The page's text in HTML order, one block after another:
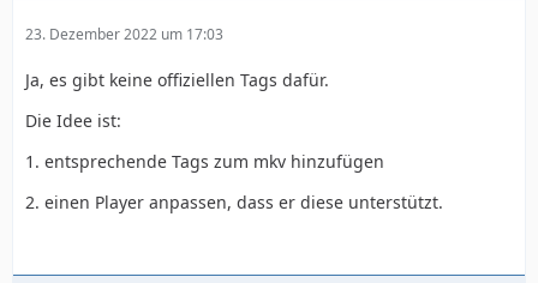
23. Dezember 2022 um 17:03
Ja, es gibt keine offiziellen Tags dafür.
Die Idee ist:
1. entsprechende Tags zum mkv hinzufügen
2. einen Player anpassen, dass er diese unterstützt.